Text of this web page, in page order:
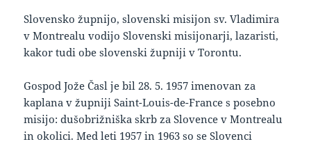
keto supplement pills
Slovensko župnijo, slovenski misijon sv. Vladimira
v Montrealu vodijo Slovenski misijonarji, lazaristi,
kakor tudi obe slovenski župniji v Torontu.
Gospod Jože Časl je bil 28. 5. 1957 imenovan za
kaplana v župniji Saint-Louis-de-France s posebno
misijo: dušobrižniška skrb za Slovence v Montrealu
in okolici. Med leti 1957 in 1963 so se Slovenci